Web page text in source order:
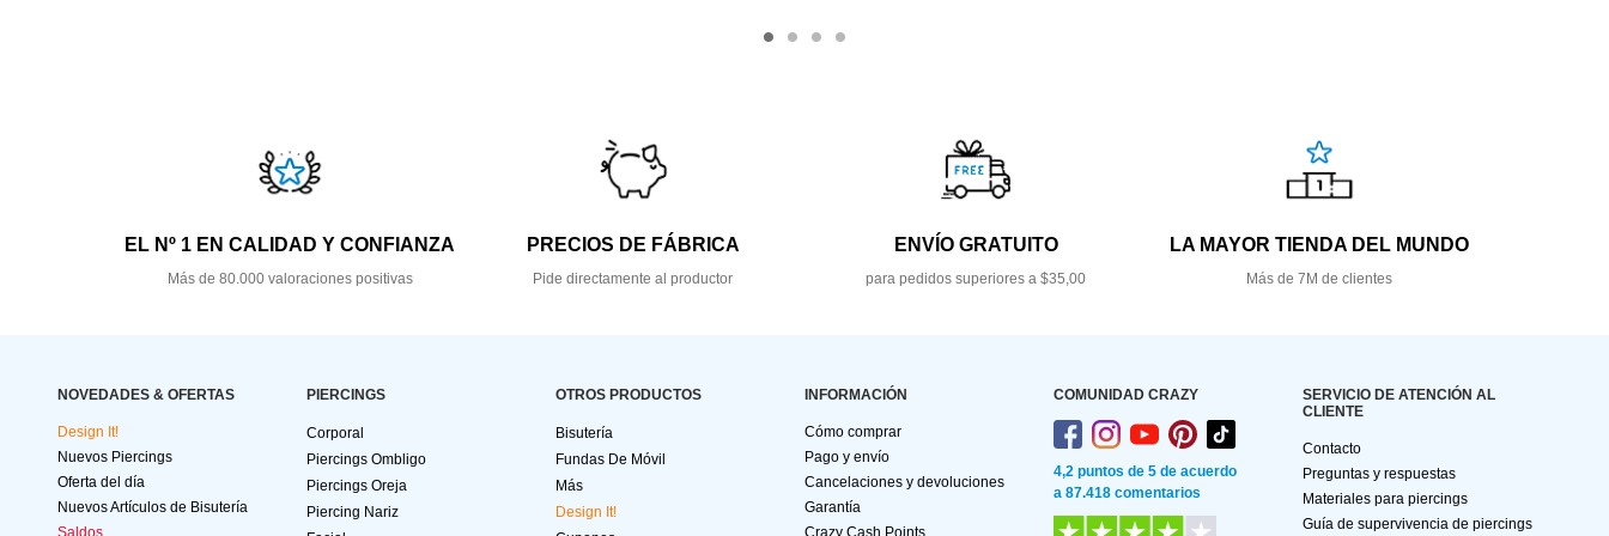
EL Nº 1 EN CALIDAD Y CONFIANZA
Más de 80.000 valoraciones positivas
PRECIOS DE FÁBRICA
Pide directamente al productor
ENVÍO GRATUITO
para pedidos superiores a $35,00
LA MAYOR TIENDA DEL MUNDO
Más de 7M de clientes
NOVEDADES & OFERTAS
Design It!
Nuevos Piercings
Oferta del día
Nuevos Artículos de Bisutería
Saldos
PIERCINGS
Corporal
Piercings Ombligo
Piercings Oreja
Piercing Nariz
OTROS PRODUCTOS
Bisutería
Fundas De Móvil
Más
Design It!
INFORMACIÓN
Cómo comprar
Pago y envío
Cancelaciones y devoluciones
Garantía
Crazy Cash Points
COMUNIDAD CRAZY
4,2 puntos de 5 de acuerdo
a 87.418 comentarios
SERVICIO DE ATENCIÓN AL
CLIENTE
Contacto
Preguntas y respuestas
Materiales para piercings
Guía de supervivencia de piercings